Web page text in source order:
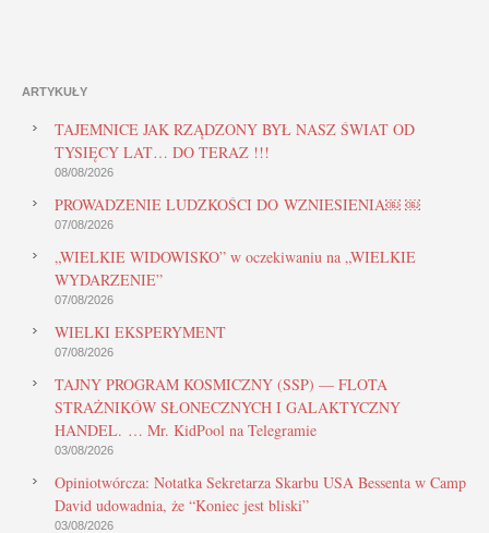
ARTYKUŁY
TAJEMNICE JAK RZĄDZONY BYŁ NASZ ŚWIAT OD
TYSIĘCY LAT… DO TERAZ !!!
08/08/2026
PROWADZENIE LUDZKOŚCI DO WZNIESIENIA￼ ￼
07/08/2026
„WIELKIE WIDOWISKO” w oczekiwaniu na „WIELKIE
WYDARZENIE”
07/08/2026
WIELKI EKSPERYMENT
07/08/2026
TAJNY PROGRAM KOSMICZNY (SSP) — FLOTA
STRAŻNIKÓW SŁONECZNYCH I GALAKTYCZNY
HANDEL. … Mr. KidPool na Telegramie
03/08/2026
Opiniotwórcza: Notatka Sekretarza Skarbu USA Bessenta w Camp
David udowadnia, że “Koniec jest bliski”
03/08/2026